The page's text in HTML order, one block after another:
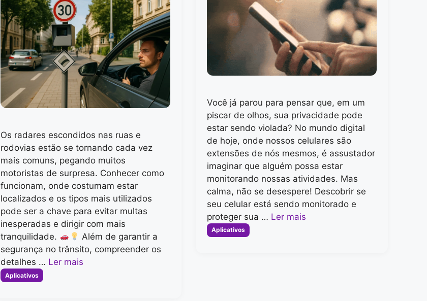
Os radares escondidos nas ruas e
rodovias estão se tornando cada vez
mais comuns, pegando muitos
motoristas de surpresa. Conhecer como
funcionam, onde costumam estar
localizados e os tipos mais utilizados
pode ser a chave para evitar multas
inesperadas e dirigir com mais
tranquilidade.
Além de garantir a
segurança no trânsito, compreender os
detalhes … Ler mais
Categorias
Aplicativos
Você já parou para pensar que, em um
piscar de olhos, sua privacidade pode
estar sendo violada? No mundo digital
de hoje, onde nossos celulares são
extensões de nós mesmos, é assustador
imaginar que alguém possa estar
monitorando nossas atividades. Mas
calma, não se desespere! Descobrir se
seu celular está sendo monitorado e
proteger sua … Ler mais
Categorias
Aplicativos